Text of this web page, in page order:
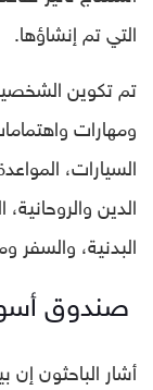
التي تم إنشاؤها.
تم تكوين
ومهارات
السيارات،
الدين
البدنية،
صندوق